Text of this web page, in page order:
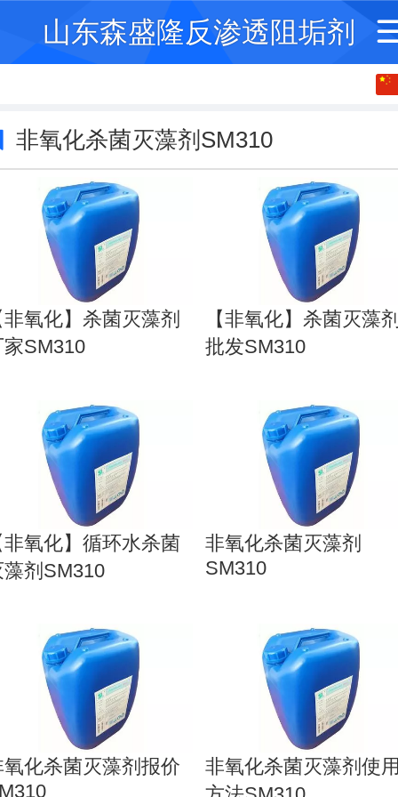
山东森盛隆反渗透阻垢剂
繁体
非氧化杀菌灭藻剂SM310
非氧化】杀菌灭藻剂
家SM310
【非氧化】杀菌灭藻
批发SM310
非氧化】循环水杀菌
藻剂SM310
非氧化杀菌灭藻剂
SM310
氧化杀菌灭藻剂报价
非氧化杀菌灭藻剂使